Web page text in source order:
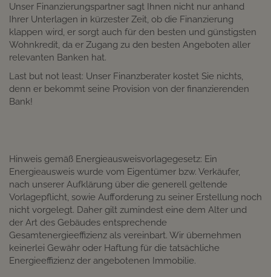
Unser Finanzierungspartner sagt Ihnen nicht nur anhand
Ihrer Unterlagen in kürzester Zeit, ob die Finanzierung
klappen wird, er sorgt auch für den besten und günstigsten
Wohnkredit, da er Zugang zu den besten Angeboten aller
relevanten Banken hat.
Last but not least: Unser Finanzberater kostet Sie nichts,
denn er bekommt seine Provision von der finanzierenden
Bank!
Hinweis gemäß Energieausweisvorlagegesetz: Ein
Energieausweis wurde vom Eigentümer bzw. Verkäufer,
nach unserer Aufklärung über die generell geltende
Vorlagepflicht, sowie Aufforderung zu seiner Erstellung noch
nicht vorgelegt. Daher gilt zumindest eine dem Alter und
der Art des Gebäudes entsprechende
Gesamtenergieeffizienz als vereinbart. Wir übernehmen
keinerlei Gewähr oder Haftung für die tatsächliche
Energieeffizienz der angebotenen Immobilie.